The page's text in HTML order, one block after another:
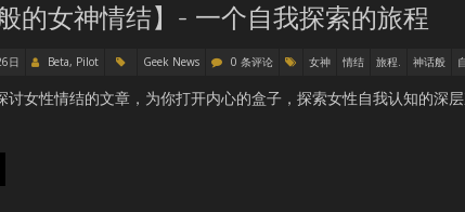
般的女神情结】- 一个自我探索的旅程
日 Beta, Pilot Geek News 0 条评论 女神 情结 旅程. 神话般
讨女性情结的文章，为你打开内心的盒子，探索女性自我认知的深